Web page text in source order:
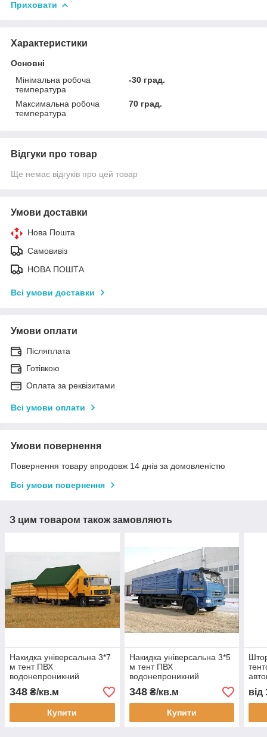
Приховати
Характеристики
Основні
Мінімальна робоча
температура
-30 град.
Максимальна робоча
температура
70 град.
Відгуки про товар
Ще немає відгуків про цей товар
Умови доставки
Нова Пошта
Самовивіз
НОВА ПОШТА
Всі умови доставки
Умови оплати
Післяплата
Готівкою
Оплата за реквізитами
Всі умови оплати
Умови повернення
Повернення товару впродовж 14 днів за домовленістю
Всі умови повернення
З цим товаром також замовляють
Накидка універсальна 3*7
м тент ПВХ
водонепроникний
автотент на вантажівку
тент захисний тент на
замовлення доставка
348 ₴/кв.м
Купити
Накидка універсальна 3*5
м тент ПВХ
водонепроникний
автотент на вантажівку
тент на кузов тент
захисний тент на
замовлення доставка
348₴/кв.м
Купити
від